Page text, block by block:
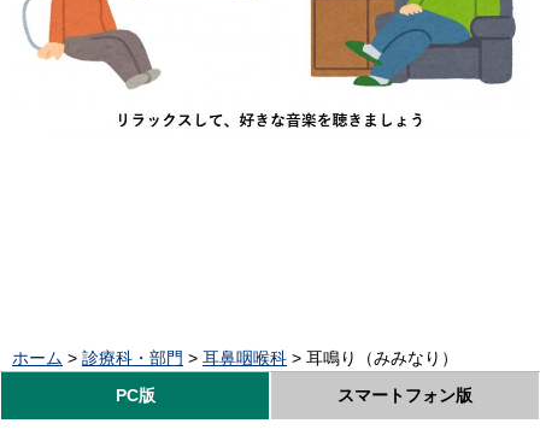
ホーム > 診療科・部門 > 耳鼻咽喉科 > 耳鳴り（みみなり）
PC版
スマートフォン版